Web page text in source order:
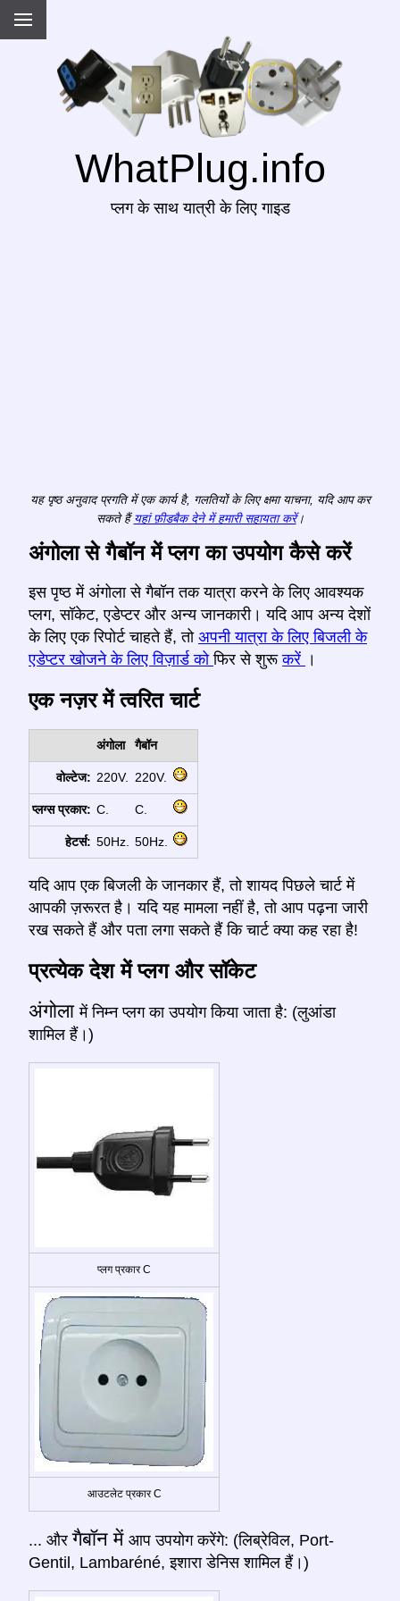
WhatPlug.info
प्लग के साथ यात्री के लिए गाइड
यह पृष्ठ अनुवाद प्रगति में एक कार्य है, गलतियों के लिए क्षमा याचना, यदि आप कर
सकते हैं यहां फ़ीडबैक देने में हमारी सहायता करें।
अंगोला से गैबॉन में प्लग का उपयोग कैसे करें
इस पृष्ठ में अंगोला से गैबॉन तक यात्रा करने के लिए आवश्यक
प्लग, सॉकेट, एडेप्टर और अन्य जानकारी। यदि आप अन्य देशों
के लिए एक रिपोर्ट चाहते हैं, तो अपनी यात्रा के लिए बिजली के
एडेप्टर खोजने के लिए विज़ार्ड कोफिर से शुरूकरें ।
एक नज़र में त्वरित चार्ट
अंगोला गैबॉन
वोल्टेज: 220V. 220V.
प्लग्स प्रकार: C. C.
हेटर्स: 50Hz. 50Hz.
यदि आप एक बिजली के जानकार हैं, तो शायद पिछले चार्ट में
आपकी ज़रूरत है। यदि यह मामला नहीं है, तो आप पढ़ना जारी
रख सकते हैं और पता लगा सकते हैं कि चार्ट क्या कह रहा है!
प्रत्येक देश में प्लग और सॉकेट
अंगोलामें निम्न प्लग का उपयोग किया जाता है: (लुआंडा
शामिल हैं।)
प्लग प्रकार C
आउटलेट प्रकार C
... औरगैबॉन में आप उपयोग करेंगे: (लिब्रेविल, Port-
Gentil, Lambaréné, इशारा डेनिस शामिल हैं।)